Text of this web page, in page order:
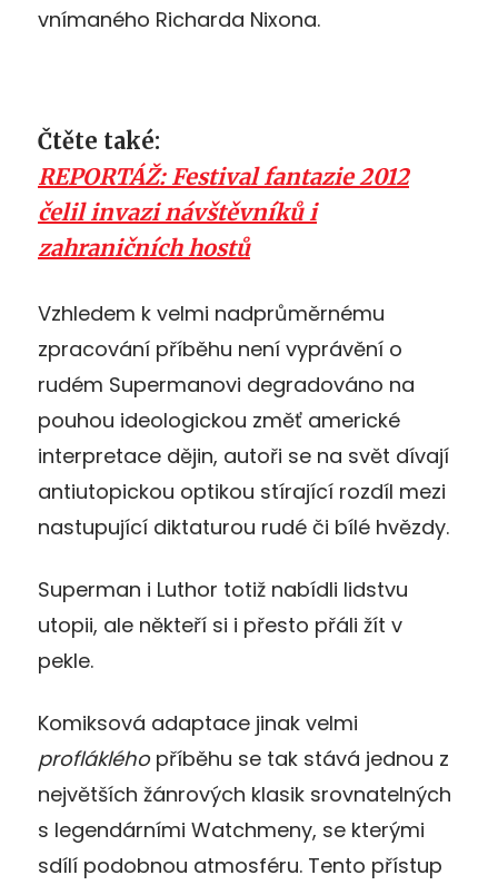
vnímaného Richarda Nixona.
Čtěte také:
REPORTÁŽ: Festival fantazie 2012
čelil invazi návštěvníků i
zahraničních hostů
Vzhledem k velmi nadprůměrnému
zpracování příběhu není vyprávění o
rudém Supermanovi degradováno na
pouhou ideologickou změť americké
interpretace dějin, autoři se na svět dívají
antiutopickou optikou stírající rozdíl mezi
nastupující diktaturou rudé či bílé hvězdy.
Superman i Luthor totiž nabídli lidstvu
utopii, ale někteří si i přesto přáli žít v
pekle.
Komiksová adaptace jinak velmi
proflákléhopříběhu se tak stává jednou z
největších žánrových klasik srovnatelných
s legendárními Watchmeny, se kterými
sdílí podobnou atmosféru. Tento přístup